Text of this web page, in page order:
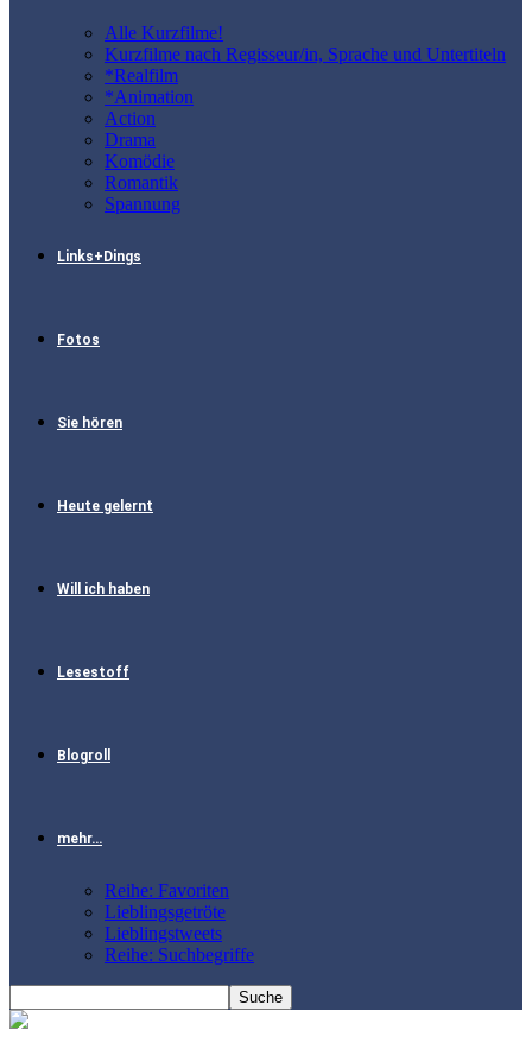
Alle Kurzfilme!
Kurzfilme nach Regisseur/in, Sprache und Untertiteln
*Realfilm
*Animation
Action
Drama
Komödie
Romantik
Spannung
Links+Dings
Fotos
Sie hören
Heute gelernt
Will ich haben
Lesestoff
Blogroll
mehr…
Reihe: Favoriten
Lieblingsgetröte
Lieblingstweets
Reihe: Suchbegriffe